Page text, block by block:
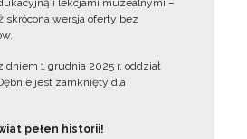
i lekcjami muzealnymi –
skrócona wersja oferty bez
dniem 1 grudnia 2025 r. oddział
jest zamknięty dla
pełen historii!